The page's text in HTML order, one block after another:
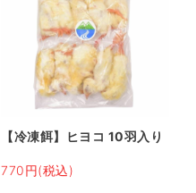
【冷凍餌】ヒヨコ 10羽入り
770円(税込)